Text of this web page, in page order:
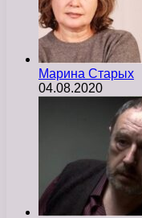
Марина Старых
04.08.2020